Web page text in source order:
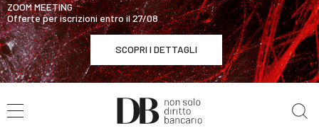
ZOOM MEETING
Offerte per iscrizioni entro il 27/08
SCOPRI I DETTAGLI
WEBINAR / 17 settembre
La governance dell’Intelligenza Artificiale